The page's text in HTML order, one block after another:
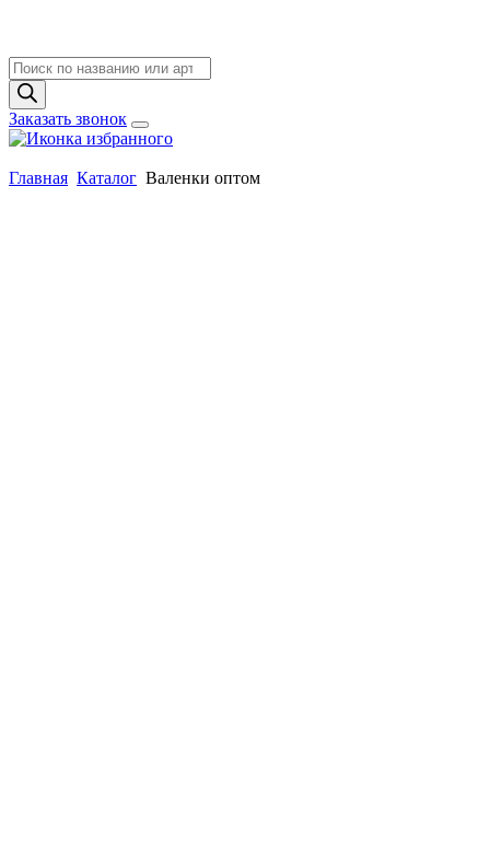
Поиск
товаров
Заказать звонок
Главная Каталог Валенки оптом